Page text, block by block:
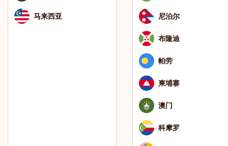
马来西亚 尼泊尔
布隆迪
帕劳
柬埔寨
澳门
科摩罗